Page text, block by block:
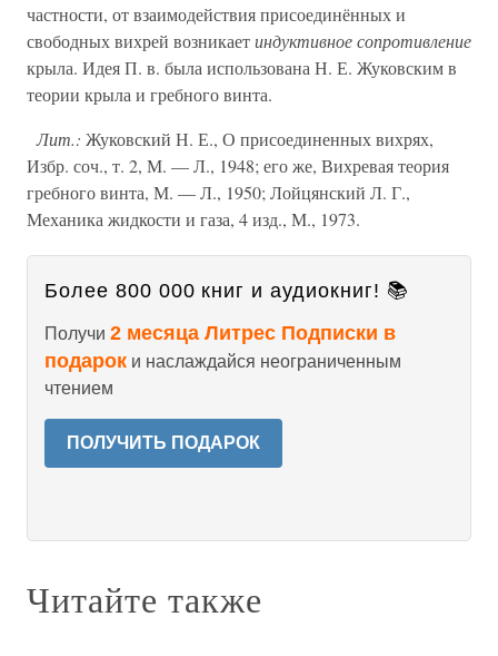
частности, от взаимодействия присоединённых и
свободных вихрей возникаетиндуктивное сопротивление
крыла. Идея П. в. была использована Н. Е. Жуковским в
теории крыла и гребного винта.
Лит.: Жуковский Н. Е., О присоединенных вихрях,
Избр. соч., т. 2, М. — Л., 1948; его же, Вихревая теория
гребного винта, М. — Л., 1950; Лойцянский Л. Г.,
Механика жидкости и газа, 4 изд., М., 1973.
Более 800 000 книг и аудиокниг! 📚
Получи 2 месяца Литрес Подписки в
подарок и наслаждайся неограниченным
чтением
ПОЛУЧИТЬ ПОДАРОК
Читайте также